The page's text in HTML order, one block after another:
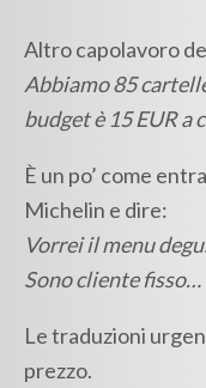
Altro capolavoro
Abbiamo 85
budget è 15 EUR a
È un po’ come
Michelin e dire:
Vorrei il menu
Sono cliente
Le traduzioni
prezzo.